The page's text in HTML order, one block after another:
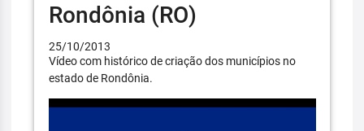
Rondônia (RO)
25/10/2013
Vídeo com histórico de criação dos municípios no
estado de Rondônia.